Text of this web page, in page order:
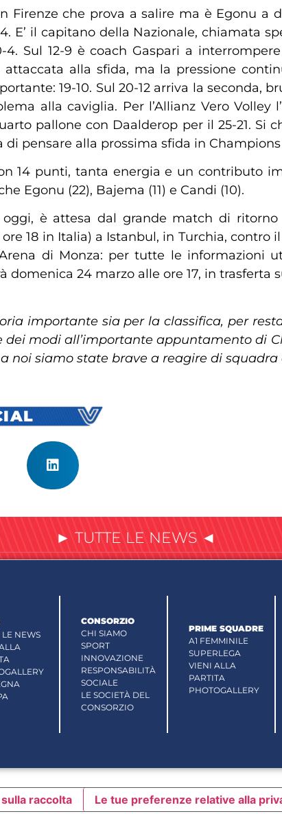
Firenze che prova a salire ma è Egonu a
E’ il capitano della Nazionale, chiamata
Sul 12-9 è coach Gaspari a
attaccata alla sfida, ma la pressione
19-10. Sul 20-12 arriva la seconda,
alla caviglia. Per l’Allianz Vero
pallone con Daalderop per il 25-21. Si
pensare alla prossima sfida in
14 punti, tanta energia e un contributo
Egonu (22), Bajema (11) e Candi (10).
oggi, è attesa dal grande match di
18 in Italia) a Istanbul, in Turchia, contro
di Monza: per tutte le informazioni
domenica 24 marzo alle ore 17, in trasferta
importante sia per la classifica, per
modi all’importante appuntamento di
siamo state brave a reagire di squadra
► TUTTE LE NEWS ◄
LE NEWS
CONSORZIO
CHI SIAMO
SPORT
INNOVAZIONE
RESPONSABILITÀ
SOCIALE
LE SOCIETÀ DEL
CONSORZIO
PRIME SQUADRE
A1 FEMMINILE
SUPERLEGA
VIENI ALLA
PARTITA
PHOTOGALLERY
raccolta Le tue preferenze relative alla